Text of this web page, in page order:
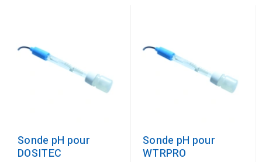
Sonde pH pour
DOSITEC
Sonde pH pour
WTRPRO